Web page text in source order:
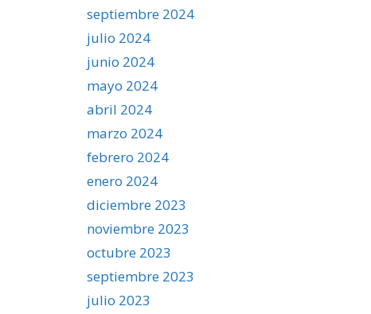
septiembre 2024
julio 2024
junio 2024
mayo 2024
abril 2024
marzo 2024
febrero 2024
enero 2024
diciembre 2023
noviembre 2023
octubre 2023
septiembre 2023
julio 2023